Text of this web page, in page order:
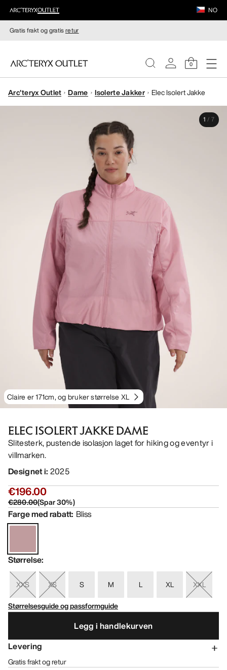
NO
Gratis frakt og gratisretur
0
DAMER
Arc'teryx Outlet Dame Isolerte Jakker Elec Isolert Jakke
Claire er 171cm, og bruker størrelse XL
1 / 7
ELEC ISOLERT JAKKE DAME
Slitesterk, pustende isolasjon laget for hiking og eventyr i
villmarken.
Designet i: 2025
€196.00
€280.00(Spar30%)
Farge med rabatt: Bliss
Størrelse:
XXS XS S M L XL
XXL
Størrelsesguide og passformguide
Legg i handlekurven
Levering
Gratis frakt og retur